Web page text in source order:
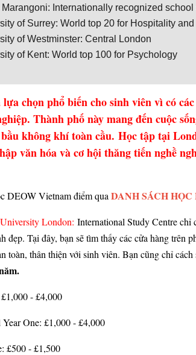
Marangoni: Internationally recognized
of Surrey: World top 20 for Hospitality
of Westminster: Central London
of Kent: World top 100 for Psychology
chọn phổ biến cho sinh viên vì có
Thành phố này mang đến cuộc
không khí toàn cầu. Học tập tại
văn hóa và cơ hội thăng tiến nghề
DEOW Vietnam điểm qua DANH SÁCH
London: International Study Centre chỉ
đẹp. Tại đây, bạn sẽ tìm thấy các cửa hàng trên
toàn, thân thiện với sinh viên. Bạn cũng chỉ
- £4,000
One: £1,000 - £4,000
£500 - £1,500